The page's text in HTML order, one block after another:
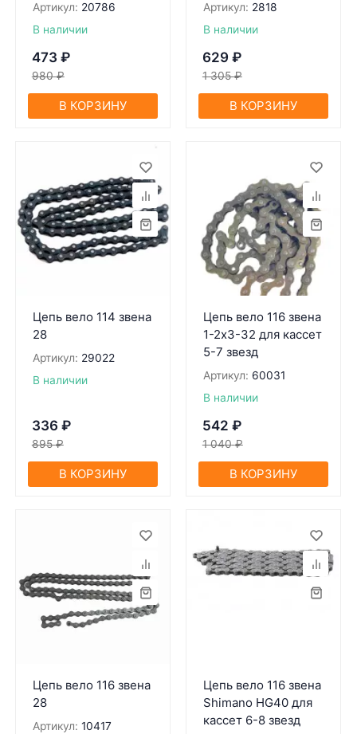
Артикул: 20786
В наличии
473 ₽
980 ₽
В КОРЗИНУ
Артикул: 2818
В наличии
629 ₽
1 305 ₽
В КОРЗИНУ
Цепь вело 114 звена
28
Артикул: 29022
В наличии
336 ₽
895 ₽
В КОРЗИНУ
Цепь вело 116 звена
1-2x3-32 для кaссет
5-7 звезд
Артикул: 60031
В наличии
542 ₽
1 040 ₽
В КОРЗИНУ
Цепь вело 116 звена
28
Артикул: 10417
Цепь вело 116 звена
Shimano HG40 для
кассет 6-8 звезд